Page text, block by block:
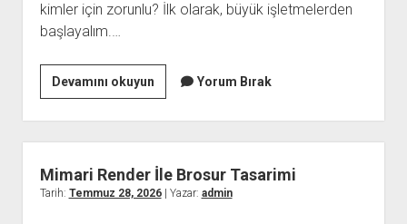
kimler için zorunlu? İlk olarak, büyük işletmelerden
başlayalım.…
Devamını okuyunE
Fatura
Kimler
İcin
Zorunludur
Yorum Bırak
Mimari Render İle Brosur Tasarimi
Tarih: Temmuz 28, 2026| Yazar: admin